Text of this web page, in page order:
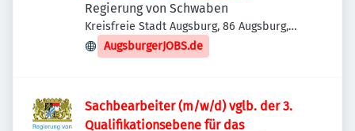
Förderprogramms
Regierung von Schwaben
Kreisfreie Stadt Augsburg, 86 Augsburg,
Deutschland
AugsburgerJOBS.de
Sachbearbeiter (m/w/d) vglb. der 3.
Qualifikationsebene für das